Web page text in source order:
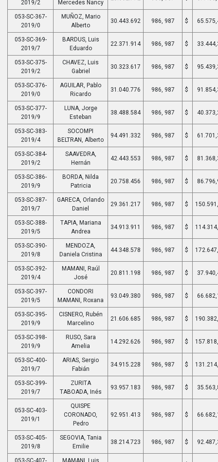
2019/2
Mercedes Nancy
053-SC-367-
2019/0
MUÑOZ, Mario
Alberto
30.443.692 986, 987 $
053-SC-369-
2019/7
BARDUS, Luis
Eduardo
22.371.914 986, 987 $
053-SC-375-
2019/2
CHAVEZ, Luis
Gabriel
30.323.617 986, 987 $
053-SC-376-
2019/0
AGUILAR, Pablo
Ricardo
31.040.776 986, 987 $
053-SC-377-
2019/9
LUNA, Jorge
Esteban
38.488.584 986, 987 $
053-SC-383-
2019/4
SOCOMPI
BELTRAN, Alberto
94.491.332 986, 987 $
053-SC-384-
2019/2
SAAVEDRA,
Hernán
42.443.553 986, 987 $
053-SC-386-
2019/9
BORDA, Nilda
Patricia
20.758.456 986, 987 $
053-SC-387-
2019/7
GARECA, Orlando
Daniel
29.361.217 986, 987 $
053-SC-388-
2019/5
TAPIA, Mariana
Andrea
34.913.911 986, 987 $
053-SC-390-
2019/8
MENDOZA,
Daniela Cristina
44.348.578 986, 987 $
053-SC-392-
2019/4
MAMANI, Raúl
José
20.811.198 986, 987 $
053-SC-397-
2019/5
CONDORI
MAMANI, Roxana
93.049.380 986, 987 $
053-SC-395-
2019/9
CISNERO, Rubén
Marcelino
21.606.685 986, 987 $
053-SC-398-
2019/9
RUSO, Sara
Amelia
14.292.626 986, 987 $
053-SC-400-
2019/7
ARIAS, Sergio
Fabián
34.915.228 986, 987 $
053-SC-399-
2019/7
ZURITA
TABOADA, Inés
93.957.183 986, 987 $
053-SC-403-
2019/1
QUISPE
CORONADO,
Pedro
92.951.413 986, 987 $
053-SC-405-
2019/8
SEGOVIA, Tania
Emilie
38.214.723 986, 987 $
053-SC-407- MAMANI, Luis